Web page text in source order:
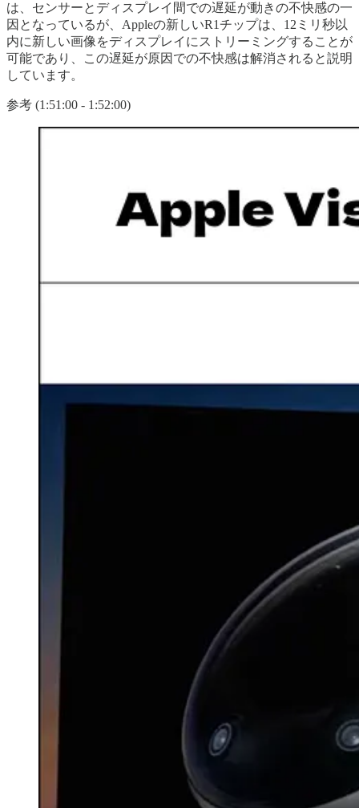
は、センサーとディスプレイ間での遅延が動きの不快感の一
因となっているが、Appleの新しいR1チップは、12ミリ秒以
内に新しい画像をディスプレイにストリーミングすることが
可能であり、この遅延が原因での不快感は解消されると説明
しています。
参考 (1:51:00 - 1:52:00)